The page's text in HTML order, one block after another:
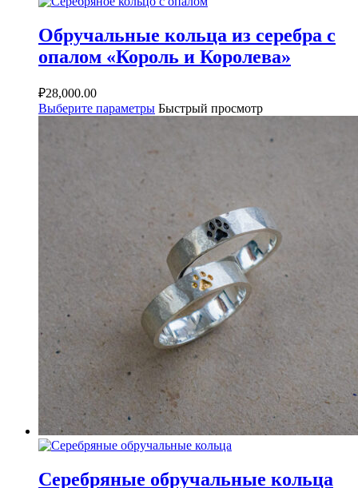
Обручальные кольца из серебра с
опалом «Король и Королева»
₽28,000.00
Выберите параметры Быстрый просмотр
Серебряные обручальные кольца